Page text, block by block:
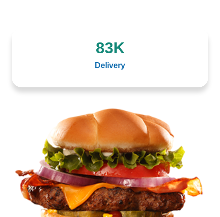
Delivery
83K